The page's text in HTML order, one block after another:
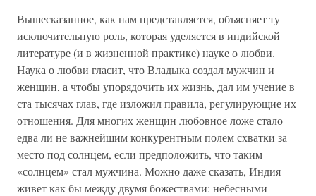
Вышесказанное, как нам представляется, объясняет ту
исключительную роль, которая уделяется в индийской
литературе (и в жизненной практике) науке о любви.
Наука о любви гласит, что Владыка создал мужчин и
женщин, а чтобы упорядочить их жизнь, дал им учение в
ста тысячах глав, где изложил правила, регулирующие их
отношения. Для многих женщин любовное ложе стало
едва ли не важнейшим конкурентным полем схватки за
место под солнцем, если предположить, что таким
«солнцем» стал мужчина. Можно даже сказать, Индия
живет как бы между двумя божествами: небесными –